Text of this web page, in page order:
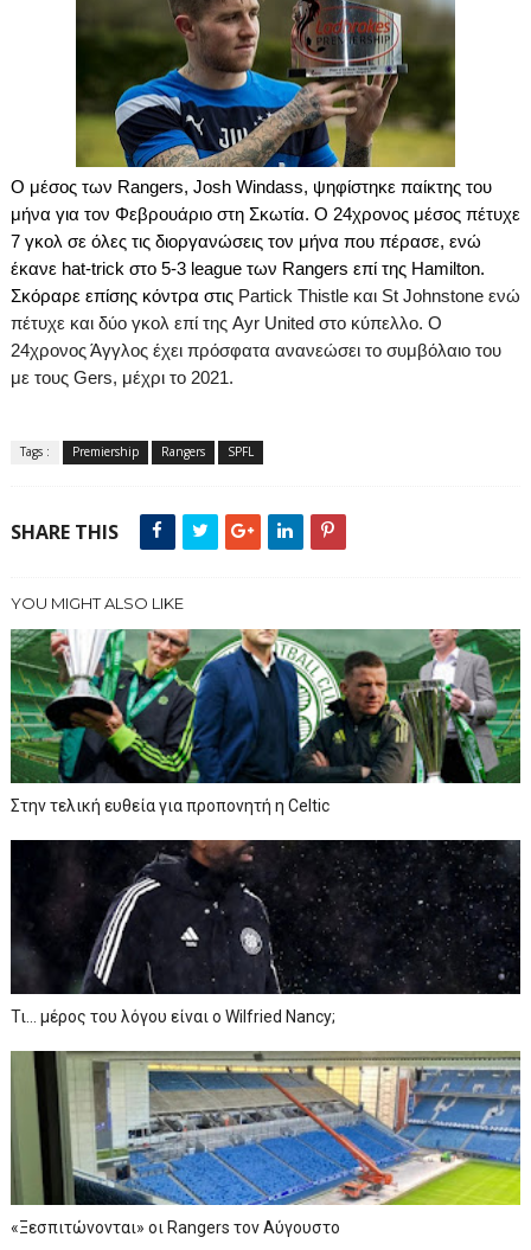
Ο μέσος των Rangers, Josh Windass, ψηφίστηκε παίκτης του
μήνα για τον Φεβρουάριο στη Σκωτία. Ο 24χρονος μέσος πέτυχε
7 γκολ σε όλες τις διοργανώσεις τον μήνα που πέρασε, ενώ
έκανε hat-trick στο 5-3 league των Rangers επί της Hamilton.
Σκόραρε επίσης κόντρα στις Partick Thistle και St Johnstone ενώ
πέτυχε και δύο γκολ επί της AyrUnited στο κύπελλο. Ο
24χρονος Άγγλος έχει πρόσφατα ανανεώσει το συμβόλαιο του
με τους Gers, μέχρι το 2021.
Tags : Premiership Rangers SPFL
SHARE THIS
YOU MIGHT ALSO LIKE
Στην τελική ευθεία για προπονητή η Celtic
Τι… μέρος του λόγου είναι ο Wilfried Nancy;
«Ξεσπιτώνονται» οι Rangers τον Αύγουστο